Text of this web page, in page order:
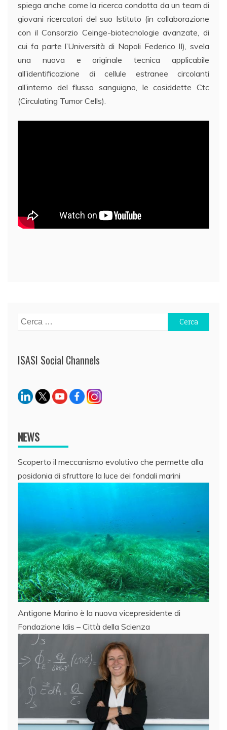
spiega anche come la ricerca condotta da un team di
giovani ricercatori del suo Istituto (in collaborazione
con il Consorzio Ceinge-biotecnologie avanzate, di
cui fa parte l’Università di Napoli Federico II), svela
una nuova e originale tecnica applicabile
all’identificazione di cellule estranee circolanti
all’interno del flusso sanguigno, le cosiddette Ctc
(Circulating Tumor Cells).
Ricerca
per:
ISASI Social Channels
NEWS
Scoperto il meccanismo evolutivo che permette alla
posidonia di sfruttare la luce dei fondali marini
Antigone Marino è la nuova vicepresidente di
Fondazione Idis – Città della Scienza